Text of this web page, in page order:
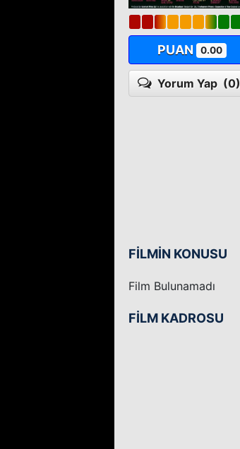
PUAN 0.00
Yorum Yap (0)
FİLMİN KONUSU
Film Bulunamadı
FİLM KADROSU